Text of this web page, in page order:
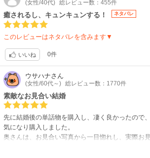
(女性/40代) 総レビュー数：455件
癒されるし、キュンキュンする！ ネタバレ
このレビューはネタバレを含みます▼
いいね 0件
ウサハナさん
(女性/60代～) 総レビュー数：1770件
素敵なお見合い結婚
先に結婚後の単話物を購入し、凄く良かったので
気になり購入しました。
奥さんは、お見合い写真から一目惚れし、実際お
好意を抱きでも旦那さんの言葉で、早く結婚して